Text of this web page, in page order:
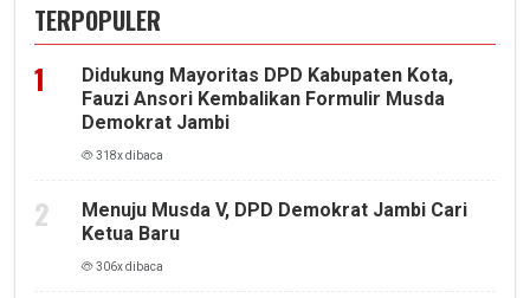
TERPOPULER
Didukung Mayoritas DPD Kabupaten Kota,
Fauzi Ansori Kembalikan Formulir Musda
Demokrat Jambi
318x dibaca
Menuju Musda V, DPD Demokrat Jambi Cari
Ketua Baru
306x dibaca